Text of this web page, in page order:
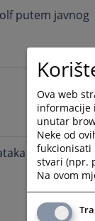
putem javnog
Ova web
informacije
unutar
Neke od
fukcionisati
stvari (npr.
Na ovom